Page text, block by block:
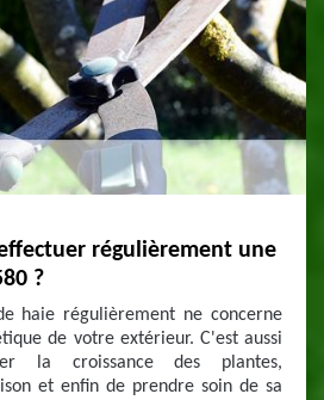
régulièrement une
?
haie régulièrement ne concerne
de votre extérieur. C'est aussi
la croissance des plantes,
et enfin de prendre soin de sa